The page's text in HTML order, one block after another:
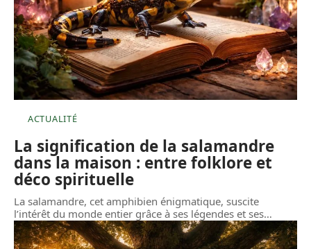
ACTUALITÉ
La signification de la salamandre
dans la maison : entre folklore et
déco spirituelle
La salamandre, cet amphibien énigmatique, suscite
l’intérêt du monde entier grâce à ses légendes et ses…